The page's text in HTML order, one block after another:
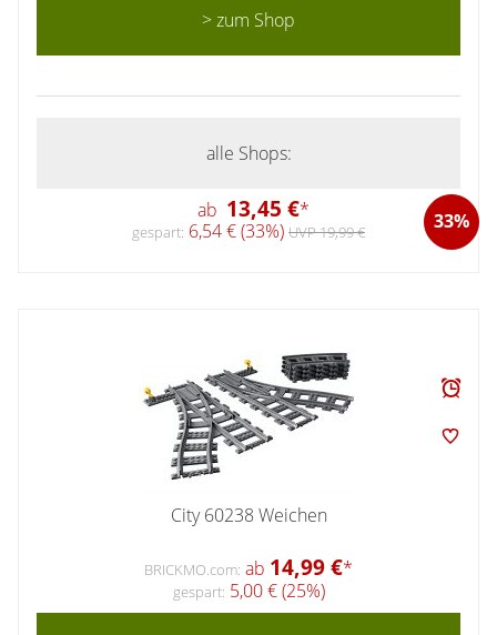
> zum Shop
alle Shops:
ab 13,45 €* 33%
gespart: 6,54 € (33%) UVP 19,99 €
City 60238 Weichen
BRICKMO.com: ab 14,99 €*
gespart: 5,00 € (25%)